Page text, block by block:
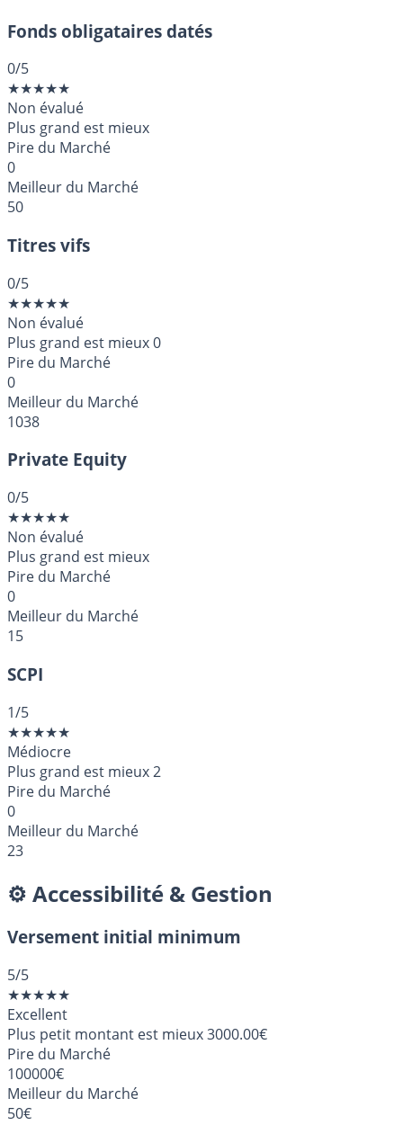
Fonds obligataires datés
0/5
★★★★★
Non évalué
Plus grand est mieux
Pire du Marché
0
Meilleur du Marché
50
Titres vifs
0/5
★★★★★
Non évalué
Plus grand est mieux0
Pire du Marché
0
Meilleur du Marché
1038
Private Equity
0/5
★★★★★
Non évalué
Plus grand est mieux
Pire du Marché
0
Meilleur du Marché
15
SCPI
1/5
★★★★★
Médiocre
Plus grand est mieux2
Pire du Marché
0
Meilleur du Marché
23
⚙️ Accessibilité & Gestion
Versement initial minimum
5/5
★★★★★
Excellent
Plus petit montant est mieux3000.00€
Pire du Marché
100000€
Meilleur du Marché
50€